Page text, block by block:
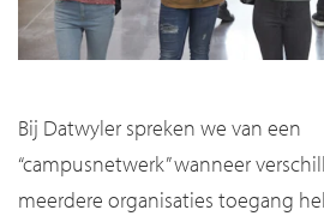
Bij Datwyler spreken we van een
“campusnetwerk” wanneer
meerdere organisaties toegang